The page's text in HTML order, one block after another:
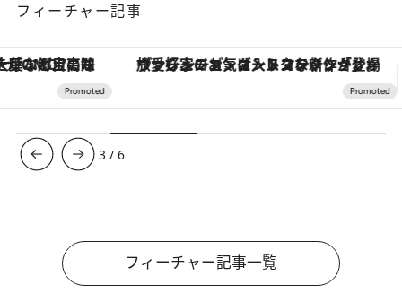
フィーチャー記事
ヴァシュロン・コンスタンタン「オーヴァーシーズ・オートマティック」。旅愛好家のお気に入りコレクションから、ジェンダーレスな新作が登場
3 /6
フィーチャー記事一覧